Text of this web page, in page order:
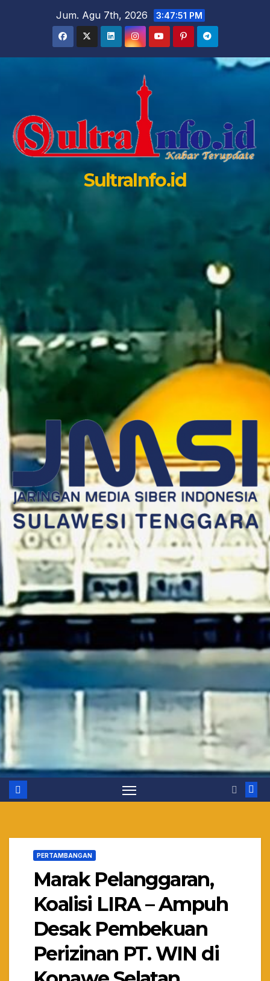
Jum. Agu 7th, 2026 3:47:52 PM
SultraInfo.id
PERTAMBANGAN
Marak Pelanggaran,
Koalisi LIRA – Ampuh
Desak Pembekuan
Perizinan PT. WIN di